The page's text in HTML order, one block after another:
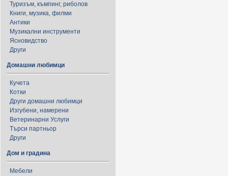
Туризъм, къмпинг, риболов
Книги, музика, филми
Антики
Музикални инструменти
Ясновидство
Други
Домашни любимци
Кучета
Котки
Други домашни любимци
Изгубени, намерени
Ветеринарни Услуги
Търси партньор
Други
Дом и градина
Мебели